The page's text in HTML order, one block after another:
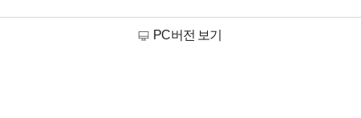
PC버전 보기